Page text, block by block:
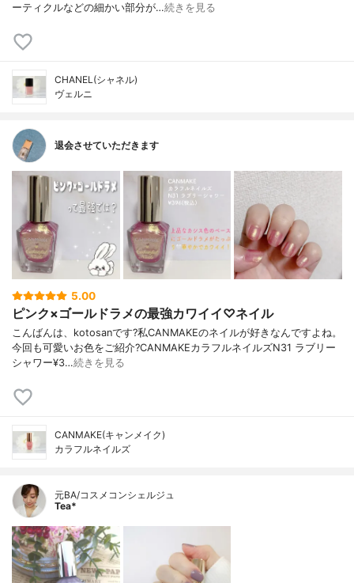
ーティクルなどの細かい部分が…続きを見る
CHANEL(シャネル)
ヴェルニ
退会させていただきます
5.00
ピンク×ゴールドラメの最強カワイイ♡ネイル
こんばんは、kotosanです?私CANMAKEのネイルが好きなんですよね。
今回も可愛いお色をご紹介?CANMAKEカラフルネイルズN31 ラブリー
シャワー¥3…続きを見る
CANMAKE(キャンメイク)
カラフルネイルズ
元BA/コスメコンシェルジュ
Tea*